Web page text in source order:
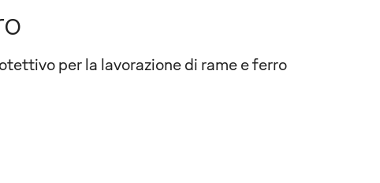
per la lavorazione di rame e ferro